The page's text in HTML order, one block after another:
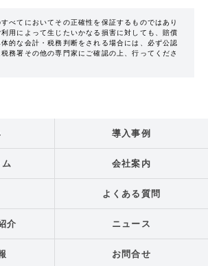
べてにおいてその正確性を保証するものではあり
用によって生じたいかなる損害に対しても、賠償
的な会計・税務判断をされる場合には、必ず公認
務署その他の専門家にご確認の上、行ってくださ
導入事例
会社案内
よくある質問
介 ニュース
お問合せ